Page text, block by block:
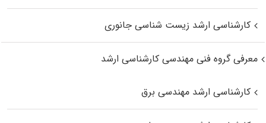
کارشناسی ارشد زیست‌ شناسی جانوری
معرفی گروه فنی مهندسی کارشناسی ارشد
کارشناسی ارشد مهندسی برق